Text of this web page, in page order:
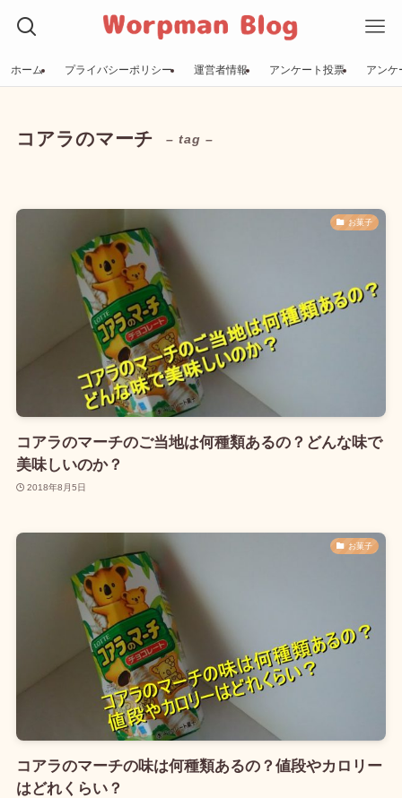
ホーム プライバシーポリシー 運営者情報 アンケート投票 アンケ
コアラのマーチ – tag –
お菓子
コアラのマーチのご当地は何種類あるの？どんな味で
美味しいのか？
2018年8月5日
お菓子
コアラのマーチの味は何種類あるの？値段やカロリー
はどれくらい？